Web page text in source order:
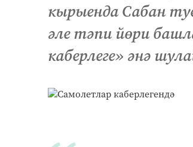
кырыенда Сабан
әле тәпи йөри
каберлеге» әнә